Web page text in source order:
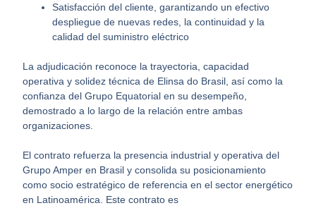
Satisfacción del cliente, garantizando un efectivo
despliegue de nuevas redes, la continuidad y la
calidad del suministro eléctrico
La adjudicación reconoce la trayectoria, capacidad
operativa y solidez técnica de Elinsa do Brasil, así como la
confianza del Grupo Equatorial en su desempeño,
demostrado a lo largo de la relación entre ambas
organizaciones.
El contrato refuerza la presencia industrial y operativa del
Grupo Amper en Brasil y consolida su posicionamiento
como socio estratégico de referencia en el sector energético
en Latinoamérica. Este contrato es